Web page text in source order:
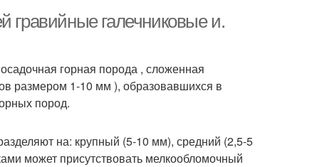
гравийные галечниковые и.
горная порода , сложенная
размером 1-10 мм ), образовавшихся в
пород.
на: крупный (5-10 мм), средний (2,5-5
может присутствовать мелкообломочный